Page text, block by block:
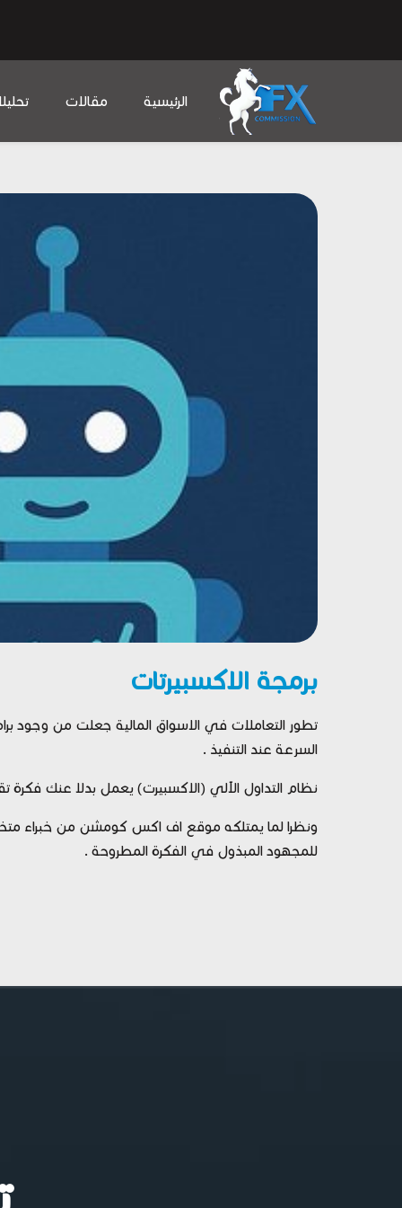
الرئيسية مقالات
برمجة الاكسبيرتات
تطور التعاملات في الاسواق المالية جعلت من وجود
السرعة عند التنفيذ .
نظام التداول الآلي (الاكسبيرت) يعمل بدلا عنك فكرة
ونظرا لما يمتلكه موقع اف اكس كومشن من خبراء
للمجهود المبذول في الفكرة المطروحة .